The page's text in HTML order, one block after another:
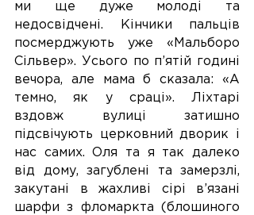
ми ще дуже молоді та
недосвідчені. Кінчики пальців
посмерджують уже «Мальборо
Сільвер». Усього по п’ятій годині
вечора, але мама б сказала: «А
темно, як у сраці». Ліхтарі
вздовж вулиці затишно
підсвічують церковний дворик і
нас самих. Оля та я так далеко
від дому, загублені та замерзлі,
закутані в жахливі сірі в’язані
шарфи з фломаркта (блошиного